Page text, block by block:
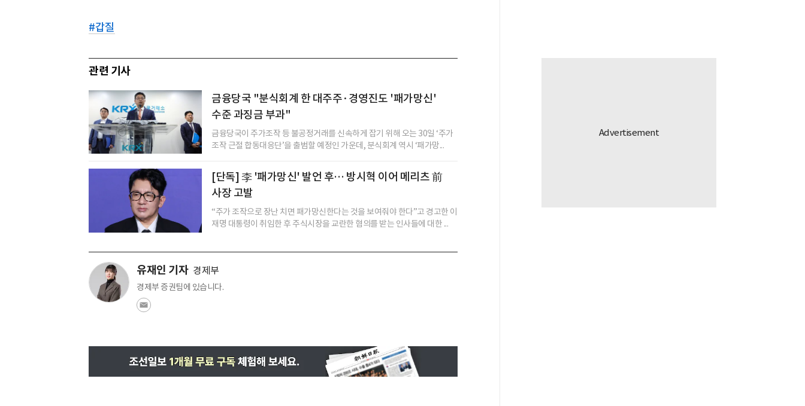
#갑질
관련 기사
금융당국 "분식회계 한 대주주·경영진도 '패가망신'
수준 과징금 부과"
금융당국이 주가조작 등 불공정거래를 신속하게 잡기 위해 오는 30일 ‘주가
조작 근절 합동대응단’을 출범할 예정인 가운데, 분식회계 역시 ‘패가망...
[단독] 李 '패가망신' 발언 후… 방시혁 이어 메리츠 前
사장 고발
“주가 조작으로 장난 치면 패가망신한다는 것을 보여줘야 한다”고 경고한 이
재명 대통령이 취임한 후 주식시장을 교란한 혐의를 받는 인사들에 대한 ...
유재인 기자 경제부
경제부 증권팀에 있습니다.